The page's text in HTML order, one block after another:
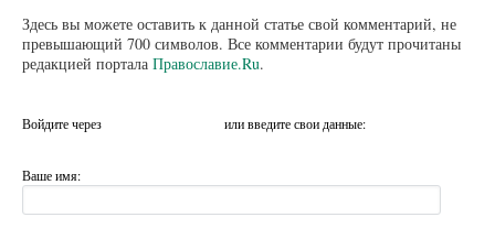
Здесь вы можете оставить к данной статье свой комментарий, не
превышающий 700 символов. Все комментарии будут прочитаны
редакцией портала Православие.Ru.
Войдите через или введите свои данные:
Ваше имя: